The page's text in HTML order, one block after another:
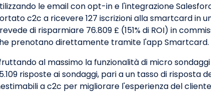
le email con opt-in e l'integrazione
c2c a ricevere 127 iscrizioni alla smartcard in
di risparmiare 76.809 £ (151% di ROI) in
prenotano direttamente tramite l'app Smartcard.
al massimo la funzionalità di micro
risposte ai sondaggi, pari a un tasso di risposta
a c2c per migliorare l'esperienza del